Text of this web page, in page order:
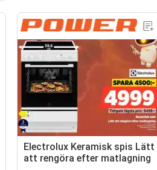
Electrolux Keramisk spis Lätt
att rengöra efter matlagning